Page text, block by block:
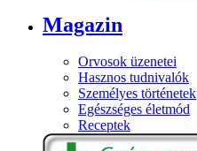
Magazin
Orvosok üzenetei
Hasznos tudnivalók
Személyes történetek
Egészséges életmód
Receptek